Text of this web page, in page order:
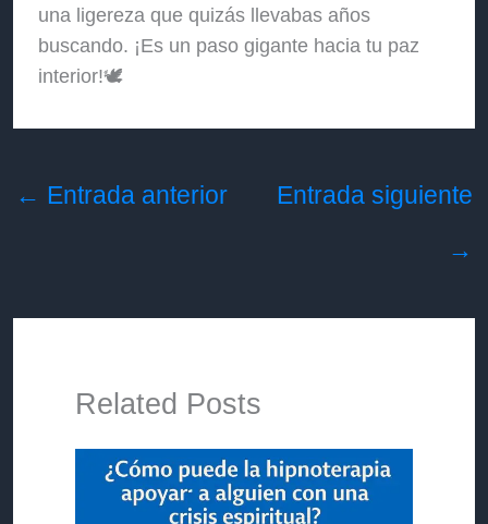
una ligereza que quizás llevabas años
buscando. ¡Es un paso gigante hacia tu paz
interior!🕊️
← Entrada anterior
Entrada siguiente
→
Related Posts